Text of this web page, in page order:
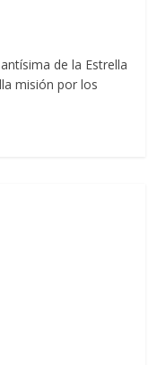
de la Estrella
misión por los